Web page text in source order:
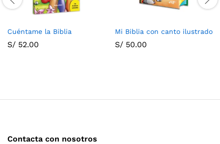
Cuéntame la Biblia
S/ 52.00
Mi Biblia con canto ilustrado
S/ 50.00
Contacta con nosotros